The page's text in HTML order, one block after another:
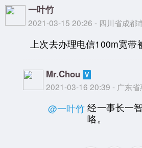
一叶竹
2021-03-15 20:26 - 四川省成都
上次去办理电信100m宽带
Mr.Chou
2021-03-16 20:39 - 广东省
@一叶竹 经一事长一
咯。